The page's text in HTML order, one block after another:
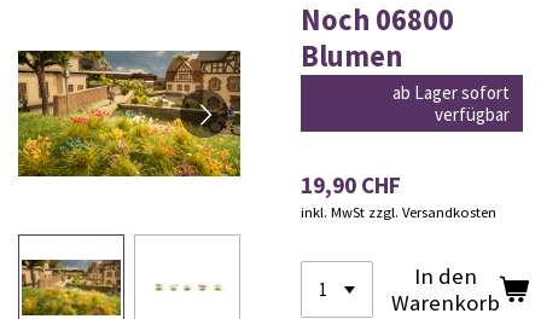
Noch 06800
Blumen
ab Lager sofort
verfügbar
19,90 CHF
inkl. MwSt zzgl. Versandkosten
In den
Warenkorb